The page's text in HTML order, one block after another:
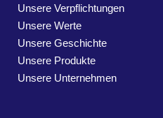
Unsere Verpflichtungen
Unsere Werte
Unsere Geschichte
Unsere Produkte
Unsere Unternehmen